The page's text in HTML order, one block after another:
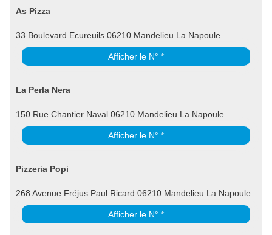
As Pizza
33 Boulevard Ecureuils 06210 Mandelieu La Napoule
Afficher le N° *
La Perla Nera
150 Rue Chantier Naval 06210 Mandelieu La Napoule
Afficher le N° *
Pizzeria Popi
268 Avenue Fréjus Paul Ricard 06210 Mandelieu La Napoule
Afficher le N° *